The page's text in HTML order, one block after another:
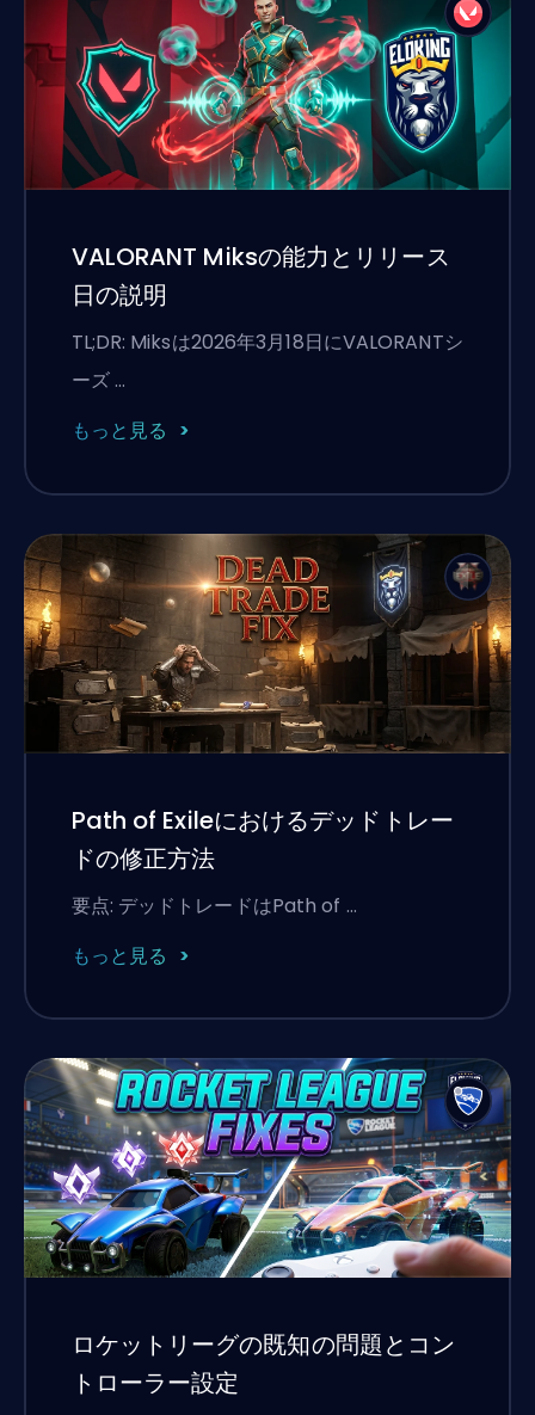
VALORANT Miksの能力とリリース
日の説明
TL;DR: Miksは2026年3月18日にVALORANTシ
ーズ …
もっと見る
Path of Exileにおけるデッドトレー
ドの修正方法
要点: デッドトレードはPath of …
もっと見る
ロケットリーグの既知の問題とコン
トローラー設定